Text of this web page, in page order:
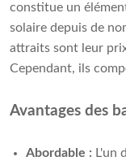
constitue un
solaire depuis de
attraits sont leur
Cependant, ils
Avantages des
Abordable : L'un